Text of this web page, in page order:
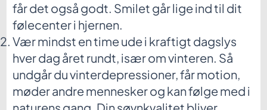
får det også godt. Smilet går lige ind til dit
følecenter i hjernen.
Vær mindst en time ude i kraftigt dagslys
hver dag året rundt, især om vinteren. Så
undgår du vinterdepressioner, får motion,
møder andre mennesker og kan følge med i